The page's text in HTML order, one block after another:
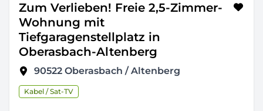
Zum Verlieben! Freie 2,5-Zimmer-
Wohnung mit
Tiefgaragenstellplatz in
Oberasbach-Altenberg
90522 Oberasbach / Altenberg
Kabel / Sat-TV